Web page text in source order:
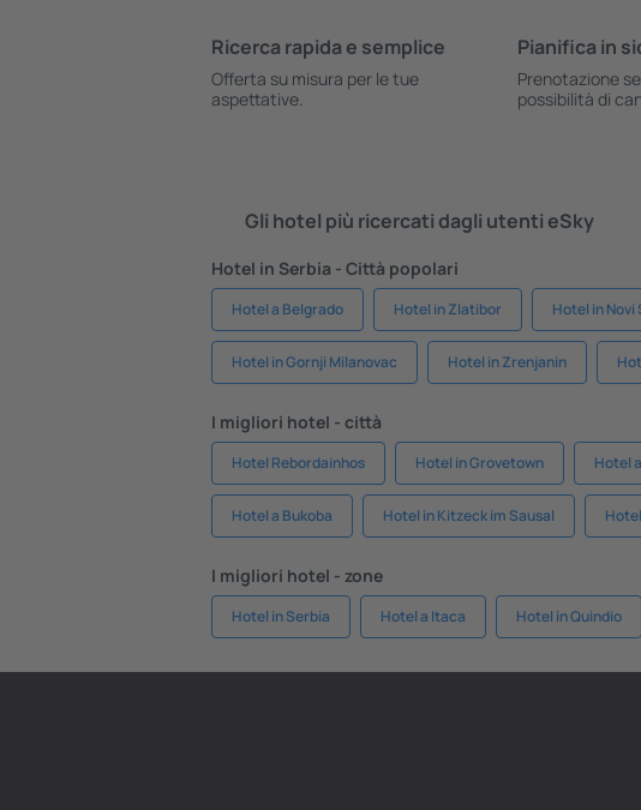
Ricerca rapida e semplice
Offerta su misura per le tue
aspettative.
Pianifica in
Prenotazione
possibilità di
Gli hotel più ricercati dagli utenti eSky
Hotel in Serbia - Città popolari
Hotel a Belgrado Hotel in Zlatibor Hotel in Novi
Hotel in Gornji Milanovac Hotel in Zrenjanin
I migliori hotel - città
Hotel Rebordainhos Hotel in Grovetown Hotel
Hotel a Bukoba Hotel in Kitzeck im Sausal
I migliori hotel - zone
Hotel in Serbia Hotel a Itaca Hotel in Quindio